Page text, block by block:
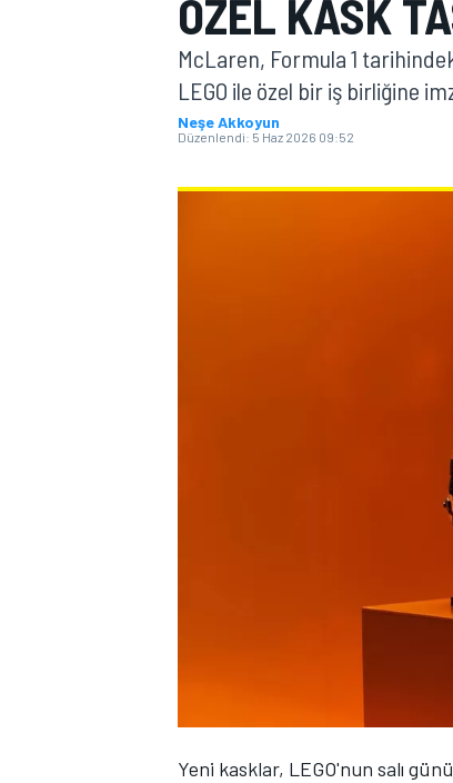
MOTOGP
ÖZEL KASK
McLaren, Formula 1
LEGO ile özel bir iş birliğine
Neşe Akkoyun
Düzenlendi: 5 Haz 2026 09:52
Yeni kasklar, LEGO'nun salı